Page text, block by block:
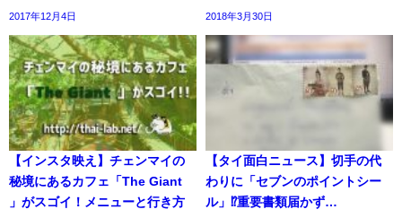
2017年12月4日 2018年3月30日
【インスタ映え】チェンマイの
秘境にあるカフェ「The Giant
」がスゴイ！メニューと行き方
【タイ面白ニュース】切手の代
わりに「セブンのポイントシー
ル」⁉重要書類届かず…